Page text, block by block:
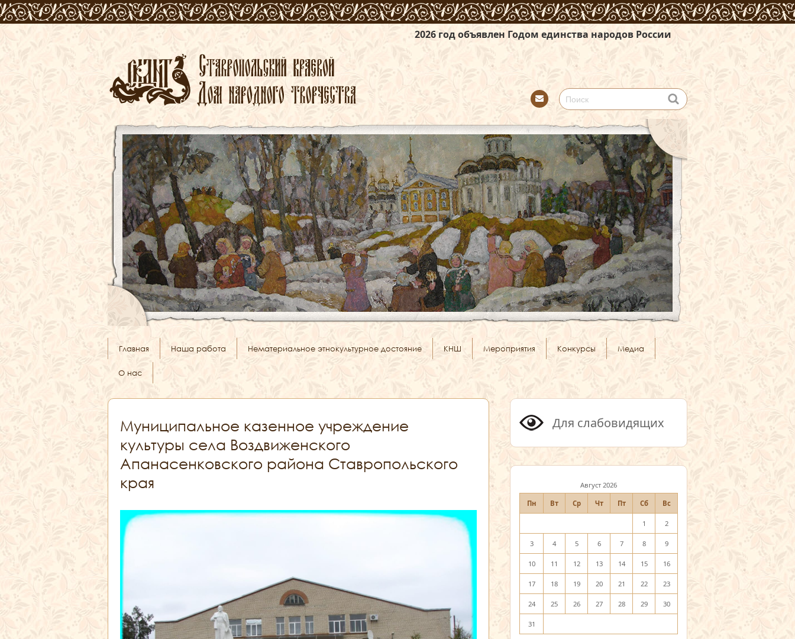
2026 год объявлен Годом единства народов России
tact
Главная Наша работа Нематериальное этнокультурное достояние КНШ Мероприятия Конкурсы Медиа
О нас
Муниципальное казенное учреждение
культуры села Воздвиженского
Апанасенковского района Ставропольского
края
Для слабовидящих
Август 2026
Пн Вт Ср Чт Пт Сб Вс
1 2
3 4 5 6 7 8 9
10 11 12 13 14 15 16
17 18 19 20 21 22 23
24 25 26 27 28 29 30
31